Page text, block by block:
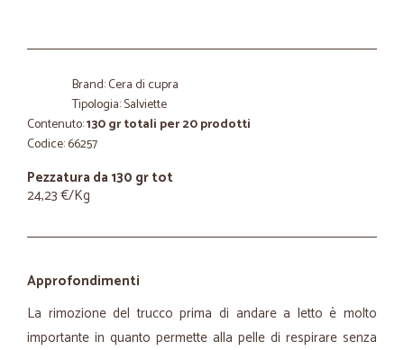
Brand: Cera di cupra
Tipologia: Salviette
Contenuto:130 gr totali per 20 prodotti
Codice: 66257
Pezzatura da 130 gr tot
24,23 €/Kg
Approfondimenti
La rimozione del trucco prima di andare a letto è molto
importante in quanto permette alla pelle di respirare senza